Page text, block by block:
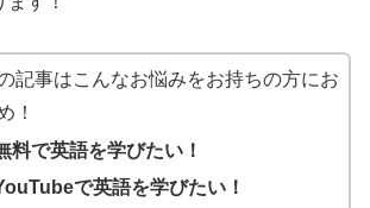
記事はこんなお悩みをお持ちの方にお
！
料で英語を学びたい！
で英語を学びたい！